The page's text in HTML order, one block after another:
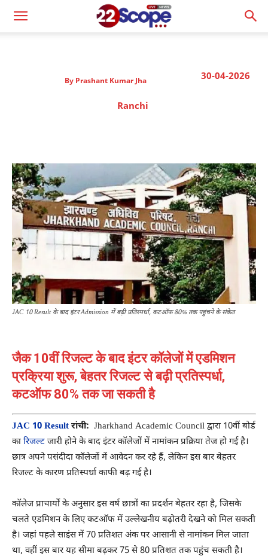
30-04-2026
By Prashant Kumar Jha
Ranchi
JAC 10 Result के बाद इंटर Admission में बढ़ी प्रतिस्पर्धा, कटऑफ 80% तक पहुंचने के संकेत
जैक 10वीं रिजल्ट के बाद इंटर कॉलेजों में एडमिशन
प्रक्रिया शुरू, बेहतर रिजल्ट से बढ़ी प्रतिस्पर्धा,
कटऑफ 80% तक जा सकती है
JAC 10 Result रांची: Jharkhand Academic Council द्वारा 10वीं बोर्ड
का रिजल्ट जारी होने के बाद इंटर कॉलेजों में नामांकन प्रक्रिया तेज हो गई है।
छात्र अपने पसंदीदा कॉलेजों में आवेदन कर रहे हैं, लेकिन इस बार बेहतर
रिजल्ट के कारण प्रतिस्पर्धा काफी बढ़ गई है।
कॉलेज प्राचार्यों के अनुसार इस वर्ष छात्रों का प्रदर्शन बेहतर रहा है, जिसके
चलते एडमिशन के लिए कटऑफ में उल्लेखनीय बढ़ोतरी देखने को मिल सकती
है। जहां पहले साइंस में 70 प्रतिशत अंक पर आसानी से नामांकन मिल जाता
था, वहीं इस बार यह सीमा बढ़कर 75 से 80 प्रतिशत तक पहुंच सकती है।